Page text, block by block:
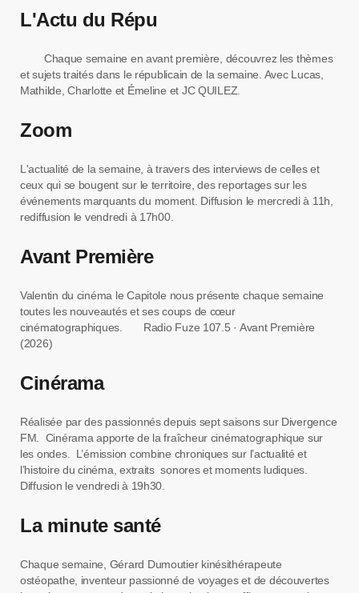
L'Actu du Répu
Chaque semaine en avant première, découvrez les thèmes
et sujets traités dans le républicain de la semaine. Avec Lucas,
Mathilde, Charlotte et Émeline et JC QUILEZ.
Zoom
L'actualité de la semaine, à travers des interviews de celles et
ceux qui se bougent sur le territoire, des reportages sur les
événements marquants du moment. Diffusion le mercredi à 11h,
rediffusion le vendredi à 17h00.
Avant Première
Valentin du cinéma le Capitole nous présente chaque semaine
toutes les nouveautés et ses coups de cœur
cinématographiques. Radio Fuze 107.5 · Avant Première
(2026)
Cinérama
Réalisée par des passionnés depuis sept saisons sur Divergence
FM. Cinérama apporte de la fraîcheur cinématographique sur
les ondes. L’émission combine chroniques sur l’actualité et
l’histoire du cinéma, extraits sonores et moments ludiques.
Diffusion le vendredi à 19h30.
La minute santé
Chaque semaine, Gérard Dumoutier kinésithérapeute
ostéopathe, inventeur passionné de voyages et de découvertes